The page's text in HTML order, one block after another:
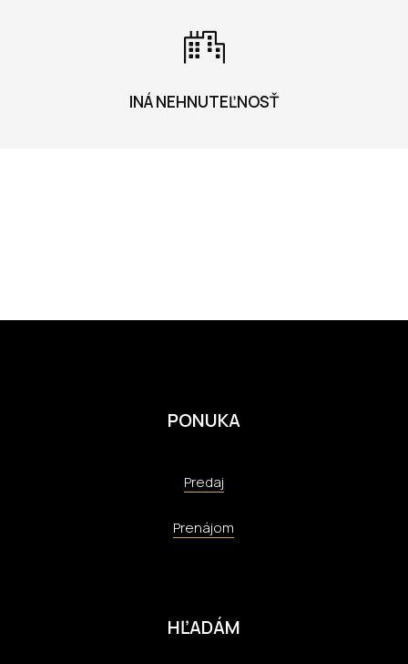
INÁ NEHNUTEĽNOSŤ
PONUKA
Predaj
Prenájom
HĽADÁM